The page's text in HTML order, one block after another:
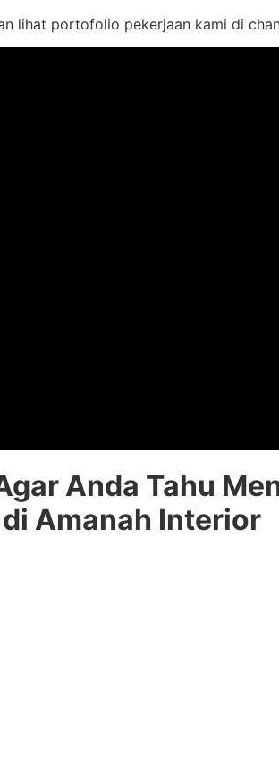
lihat portofolio pekerjaan kami di
Anda Tahu
Amanah Interior